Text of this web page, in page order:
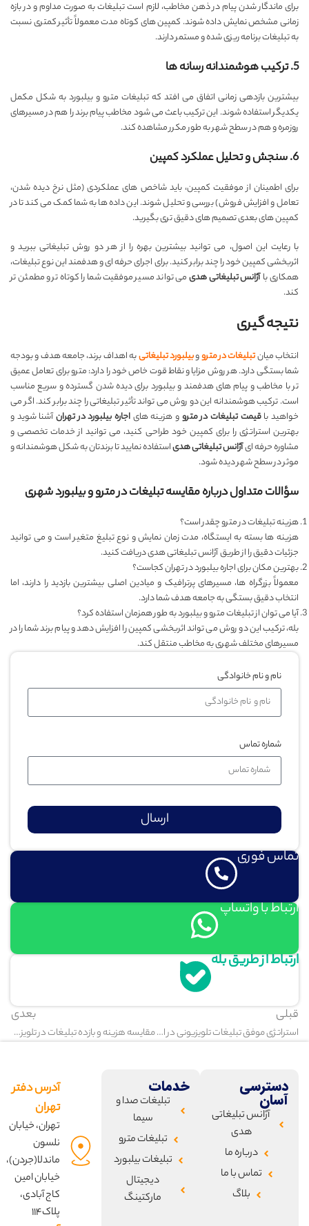
برای ماندگار شدن پیام در ذهن مخاطب، لازم است تبلیغات به صورت مداوم و در بازه
زمانی مشخص نمایش داده شوند. کمپین های کوتاه مدت معمولاً تأثیر کمتری نسبت
به تبلیغات برنامه ریزی شده و مستمر دارند.
5. ترکیب هوشمندانه رسانه ها
بیشترین بازدهی زمانی اتفاق می افتد که تبلیغات مترو و بیلبورد به شکل مکمل
یکدیگر استفاده شوند. این ترکیب باعث می شود مخاطب پیام برند را هم در مسیرهای
روزمره و هم در سطح شهر به طور مکرر مشاهده کند.
6. سنجش و تحلیل عملکرد کمپین
برای اطمینان از موفقیت کمپین، باید شاخص های عملکردی (مثل نرخ دیده شدن،
تعامل و افزایش فروش) بررسی و تحلیل شوند. این داده ها به شما کمک می کند تا در
کمپین های بعدی تصمیم های دقیق تری بگیرید.
با رعایت این اصول، می توانید بیشترین بهره را از هر دو روش تبلیغاتی ببرید و
اثربخشی کمپین خود را چند برابر کنید. برای اجرای حرفه ای و هدفمند این نوع تبلیغات،
همکاری باآژانس تبلیغاتی هدیمی تواند مسیر موفقیت شما را کوتاه تر و مطمئن تر
کند.
نتیجه گیری
انتخاب میانتبلیغات در مترووبیلبورد تبلیغاتیبه اهداف برند، جامعه هدف و بودجه
شما بستگی دارد. هر روش مزایا و نقاط قوت خاص خود را دارد: مترو برای تعامل عمیق
تر با مخاطب و پیام های هدفمند و بیلبورد برای دیده شدن گسترده و سریع مناسب
است. ترکیب هوشمندانه این دو روش می تواند تأثیر تبلیغاتی را چند برابر کند. اگر می
خواهید باقیمت تبلیغات در متروو هزینه هایاجاره بیلبورد در تهرانآشنا شوید و
بهترین استراتژی را برای کمپین خود طراحی کنید، می توانید از خدمات تخصصی و
مشاوره حرفه ایآژانس تبلیغاتی هدیاستفاده نمایید تا برندتان به شکل هوشمندانه و
موثر در سطح شهر دیده شود.
سؤالات متداول درباره مقایسه تبلیغات در مترو و بیلبورد شهری
هزینه تبلیغات در مترو چقدر است؟
هزینه ها بسته به ایستگاه، مدت زمان نمایش و نوع تبلیغ متغیر است و می توانید
جزئیات دقیق را از طریق آژانس تبلیغاتی هدی دریافت کنید.
بهترین مکان برای اجاره بیلبورد در تهران کجاست؟
معمولاً بزرگراه ها، مسیرهای پرترافیک و میادین اصلی بیشترین بازدید را دارند، اما
انتخاب دقیق بستگی به جامعه هدف شما دارد.
آیا می توان از تبلیغات مترو و بیلبورد به طور همزمان استفاده کرد؟
بله، ترکیب این دو روش می تواند اثربخشی کمپین را افزایش دهد و پیام برند شما را در
مسیرهای مختلف شهری به مخاطب منتقل کند.
نام و نام خانوادگی
شماره تماس
ارسال
ارتباط از طریق بله
ارتباط با واتساپ
تماس فوری
قبلی
استراتژی موفق تبلیغات تلویزیونی در ایران
بعدی
مقایسه هزینه و بازده تبلیغات در تلویزیون ایران
دسترسی
آسان
آژانس تبلیغاتی
هدی
درباره ما
تماس با ما
بلاگ
خدمات
تبلیغات صدا و
سیما
تبلیغات مترو
تبلیغات بیلبورد
دیجیتال
مارکتینگ
آدرس دفتر
تهران
تهران، خیابان
نلسون
ماندلا(جردن)،
خیابان امین
کاج آبادی،
پلاک۱۱۴